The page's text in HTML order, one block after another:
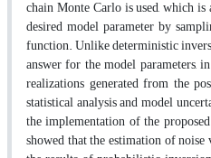
chain Monte Carlo is used, which
desired model parameter by
function. Unlike deterministic
answer for the model parameters,
realizations generated from the
statistical analysis and model
the implementation of the
showed that the estimation of